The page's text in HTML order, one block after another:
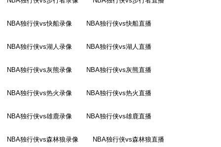
NBA独行侠vs快船录像 NBA独行侠vs快船直播
NBA独行侠vs湖人录像 NBA独行侠vs湖人直播
NBA独行侠vs灰熊录像 NBA独行侠vs灰熊直播
NBA独行侠vs热火录像 NBA独行侠vs热火直播
NBA独行侠vs雄鹿录像 NBA独行侠vs雄鹿直播
NBA独行侠vs森林狼录像 NBA独行侠vs森林狼直播